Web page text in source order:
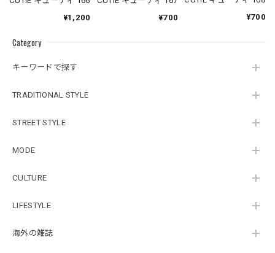
Category
キーワードで探す
TRADITIONAL STYLE
STREET STYLE
MODE
CULTURE
LIFESTYLE
海外の雑誌
¥1,200
¥700
¥700